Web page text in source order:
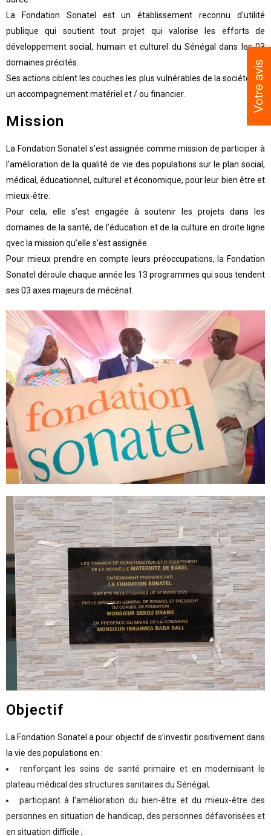
La Fondation Sonatel est un établissement reconnu d’utilité
publique qui soutient tout projet qui valorise les efforts de
développement social, humain et culturel du Sénégal dans les 03
domaines précités.
Ses actions ciblent les couches les plus vulnérables de la société par
un accompagnement matériel et / ou financier.
Mission
La Fondation Sonatel s’est assignée comme mission de participer à
l’amélioration de la qualité de vie des populations sur le plan social,
médical, éducationnel, culturel et économique, pour leur bien être et
mieux-être.
Pour cela, elle s’est engagée à soutenir les projets dans les
domaines de la santé, de l’éducation et de la culture en droite ligne
qvec la mission qu’elle s’est assignée.
Pour mieux prendre en compte leurs préoccupations, la Fondation
Sonatel déroule chaque année les 13 programmes qui sous tendent
ses 03 axes majeurs de mécénat.
Objectif
La Fondation Sonatel a pour objectif de s’investir positivement dans
la vie des populations en :
renforçant les soins de santé primaire et en modernisant le
plateau médical des structures sanitaires du Sénégal;
participant à l’amélioration du bien-être et du mieux-être des
personnes en situation de handicap, des personnes défavorisées et
en situation difficile ;